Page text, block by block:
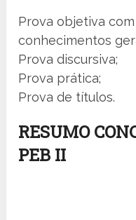
Prova objetiva
conhecimentos
Prova discursiva;
Prova prática;
Prova de títulos.
RESUMO
PEB II